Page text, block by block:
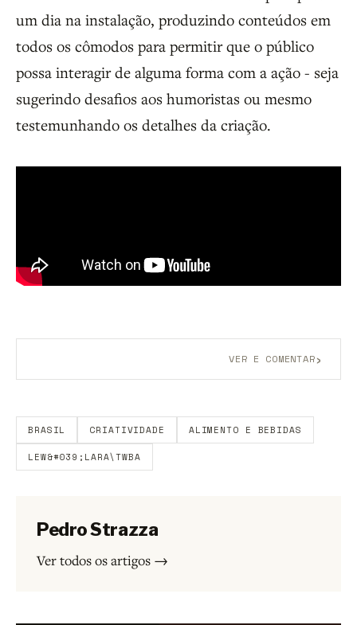
um dia na instalação, produzindo conteúdos em
todos os cômodos para permitir que o público
possa interagir de alguma forma com a ação - seja
sugerindo desafios aos humoristas ou mesmo
testemunhando os detalhes da criação.
VER E COMENTAR›
BRASIL CRIATIVIDADE ALIMENTO E BEBIDAS
LEW&#039;LARA\TWBA
Pedro Strazza
Ver todos os artigos →